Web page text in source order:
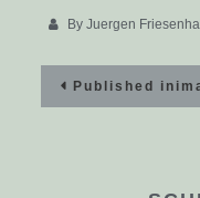
ByJuergen
Published in